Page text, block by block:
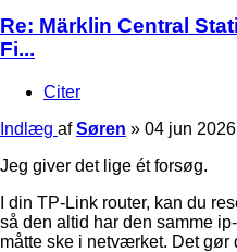
Re: Märklin Central
Fi...
Citer
Indlæg afSøren » 04 jun
Jeg giver det lige ét forsøg.
I din TP-Link router, kan du
så den altid har den samme
måtte ske i netværket. Det gør